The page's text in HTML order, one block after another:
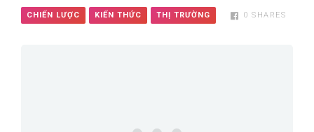
CHIẾN LƯỢC KIẾN THỨC THỊ TRƯỜNG 0 SHARES